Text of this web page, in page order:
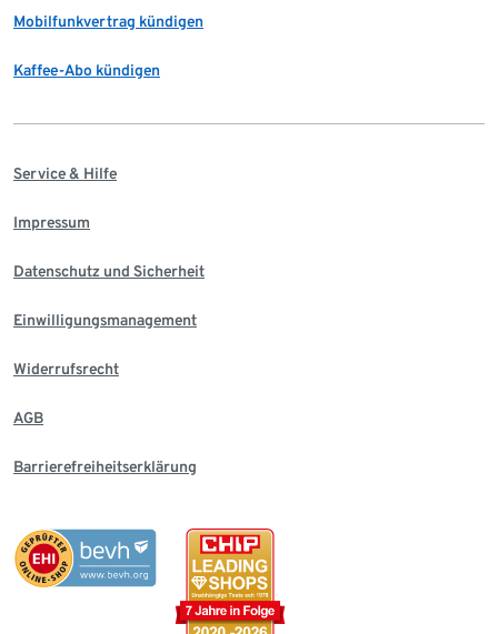
Mobilfunkvertrag kündigen
Kaffee-Abo kündigen
Service & Hilfe
Impressum
Datenschutz und Sicherheit
Einwilligungsmanagement
Widerrufsrecht
AGB
Barrierefreiheitserklärung